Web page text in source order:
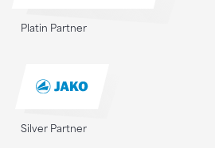
Platin Partner
Silver Partner